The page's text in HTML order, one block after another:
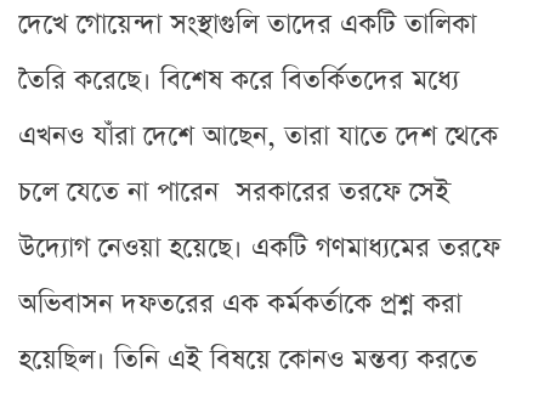
দেখে গোয়েন্দা সংস্থাগুলি তাদের একটি তালিকা
তৈরি করেছে। বিশেষ করে বিতর্কিতদের মধ্যে
এখনও যাঁরা দেশে আছেন, তারা যাতে দেশ থেকে
চলে যেতে না পারেন সরকারের তরফে সেই
উদ্যোগ নেওয়া হয়েছে। একটি গণমাধ্যমের তরফে
অভিবাসন দফতরের এক কর্মকর্তাকে প্রশ্ন করা
হয়েছিল। তিনি এই বিষয়ে কোনও মন্তব্য করতে